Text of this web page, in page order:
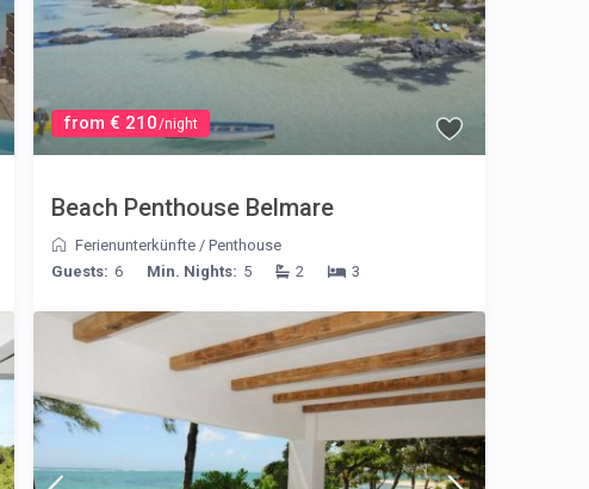
from € 210/night
Beach Penthouse Belmare
Ferienunterkünfte/ Penthouse
Guests: 6 Min. Nights: 5 2 3